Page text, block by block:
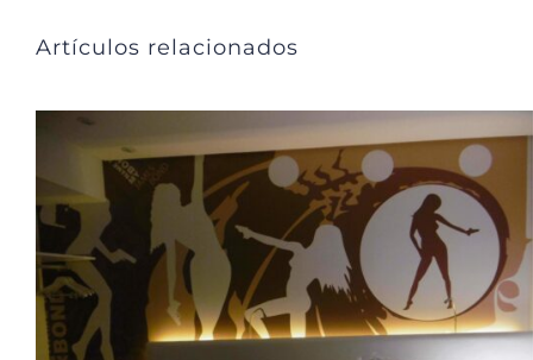
Artículos relacionados